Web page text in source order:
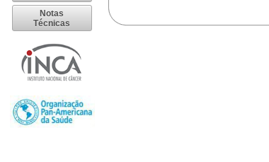
Notas
Técnicas
C21 - ANUS E CANAL ANAL
C26 - LOCALIZACOES MAL